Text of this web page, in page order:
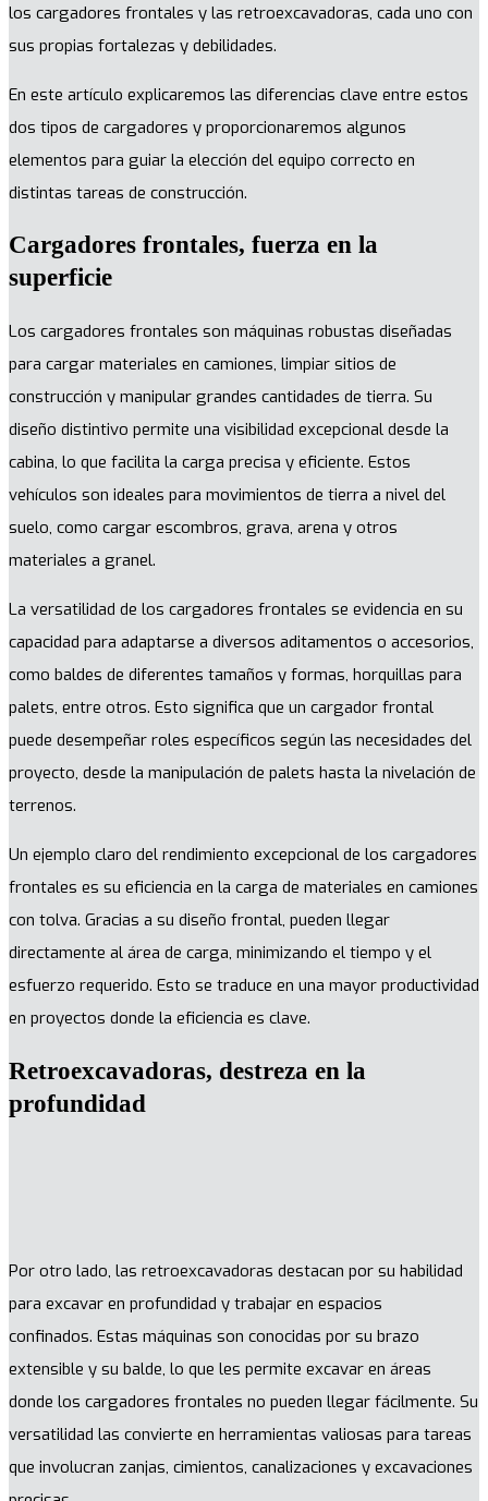
los cargadores frontales y las retroexcavadoras, cada uno con
sus propias fortalezas y debilidades.
En este artículo explicaremos las diferencias clave entre estos
dos tipos de cargadores y proporcionaremos algunos
elementos para guiar la elección del equipo correcto en
distintas tareas de construcción.
Cargadores frontales, fuerza en la
superficie
Los cargadores frontales son máquinas robustas diseñadas
para cargar materiales en camiones, limpiar sitios de
construcción y manipular grandes cantidades de tierra. Su
diseño distintivo permite una visibilidad excepcional desde la
cabina, lo que facilita la carga precisa y eficiente. Estos
vehículos son ideales para movimientos de tierra a nivel del
suelo, como cargar escombros, grava, arena y otros
materiales a granel.
La versatilidad de los cargadores frontales se evidencia en su
capacidad para adaptarse a diversos aditamentos o accesorios,
como baldes de diferentes tamaños y formas, horquillas para
palets, entre otros. Esto significa que un cargador frontal
puede desempeñar roles específicos según las necesidades del
proyecto, desde la manipulación de palets hasta la nivelación de
terrenos.
Un ejemplo claro del rendimiento excepcional de los cargadores
frontales es su eficiencia en la carga de materiales en camiones
con tolva. Gracias a su diseño frontal, pueden llegar
directamente al área de carga, minimizando el tiempo y el
esfuerzo requerido. Esto se traduce en una mayor productividad
en proyectos donde la eficiencia es clave.
Retroexcavadoras, destreza en la
profundidad
Por otro lado, las retroexcavadoras destacan por su habilidad
para excavar en profundidad y trabajar en espacios
confinados. Estas máquinas son conocidas por su brazo
extensible y su balde, lo que les permite excavar en áreas
donde los cargadores frontales no pueden llegar fácilmente. Su
versatilidad las convierte en herramientas valiosas para tareas
que involucran zanjas, cimientos, canalizaciones y excavaciones